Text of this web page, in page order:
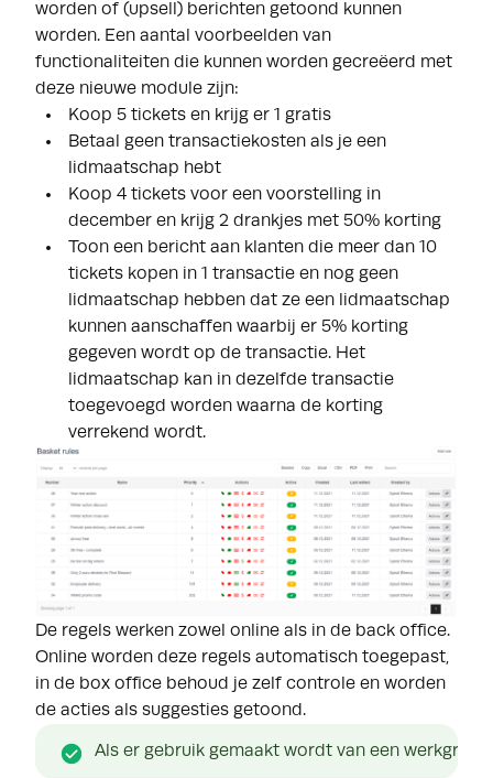
worden of (upsell) berichten getoond kunnen
worden. Een aantal voorbeelden van
functionaliteiten die kunnen worden gecreëerd met
deze nieuwe module zijn:
Koop 5 tickets en krijg er 1 gratis
Betaal geen transactiekosten als je een
lidmaatschap hebt
Koop 4 tickets voor een voorstelling in
december en krijg 2 drankjes met 50% korting
Toon een bericht aan klanten die meer dan 10
tickets kopen in 1 transactie en nog geen
lidmaatschap hebben dat ze een lidmaatschap
kunnen aanschaffen waarbij er 5% korting
gegeven wordt op de transactie. Het
lidmaatschap kan in dezelfde transactie
toegevoegd worden waarna de korting
verrekend wordt.
De regels werken zowel online als in de back office.
Online worden deze regels automatisch toegepast,
in de box office behoud je zelf controle en worden
de acties als suggesties getoond.
Als er gebruik gemaakt wordt van een